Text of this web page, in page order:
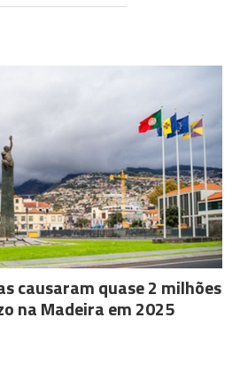
causaram quase 2 milhões
na Madeira em 2025